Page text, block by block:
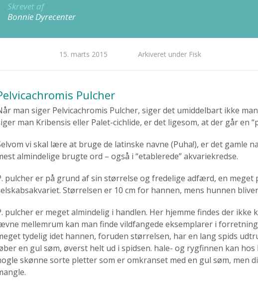
Skrevet af
Bonnie Dyrecenter
15. marts 2015 Arkiveret under Fisk
Pulcher
man siger Pelvicachromis Pulcher, siger det umiddelbart ikke
man Kribensis eller Palet-cichlide, er det ligesom, at der går en
vi skal lære at bruge de latinske navne (Puha!), er det gamle
almindelige brugte ord – også i “etablerede” akvariekredse.
pulcher er på grund af sin størrelse og fredelige adfærd, en
Størrelsen er 10 cm for hannen, mens hunnen bliver
pulcher er meget almindelig i handlen. Her hjemme findes der
mellemrum kan man finde vildfangede eksemplarer i
tydelig idet hannen, foruden størrelsen, har en lang spids
en gul søm, øverst helt ud i spidsen. hale- og rygfinnen kan
skønne sorte pletter som er omkranset med en gul søm, men